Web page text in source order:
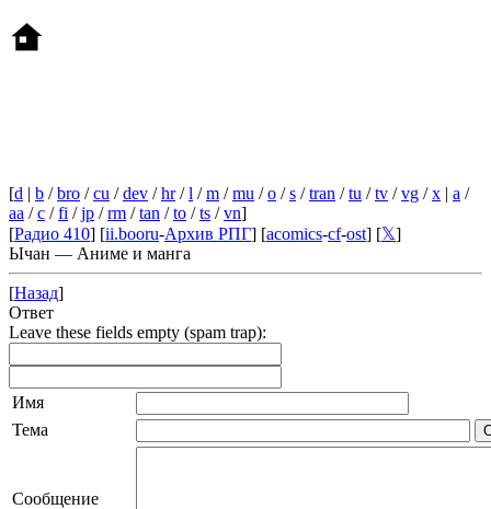
[d | b /bro /cu /dev /hr/l /m /mu /o /s /tran /tu /tv /vg /x | a /
aa /c /fi /jp /rm /tan /to /ts /vn]
[Радио 410] [ii.booru-Архив РПГ] [acomics-cf-ost] [𝕏]
Ычан — Аниме и манга
[Назад]
Ответ
Leave these fields empty (spam trap):
Имя
Тема
Сообщение